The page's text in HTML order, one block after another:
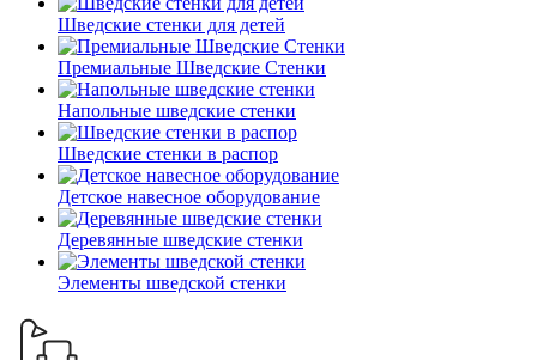
Шведские стенки для детей
Премиальные Шведские Стенки
Напольные шведские стенки
Шведские стенки в распор
Детское навесное оборудование
Деревянные шведские стенки
Элементы шведской стенки